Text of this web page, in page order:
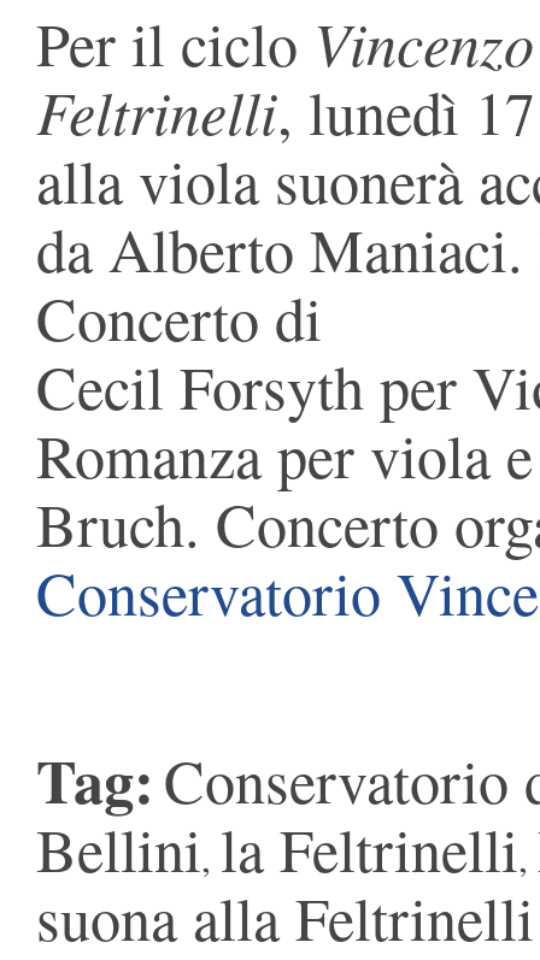
Per il ciclo
Feltrinelli, lunedì
alla viola suonerà
da Alberto
Concerto di
Cecil Forsyth per
Romanza per viola
Bruch. Concerto
Conservatorio
Tag:Conservatorio
Bellini, la Feltrinelli,
suona alla Feltrinelli